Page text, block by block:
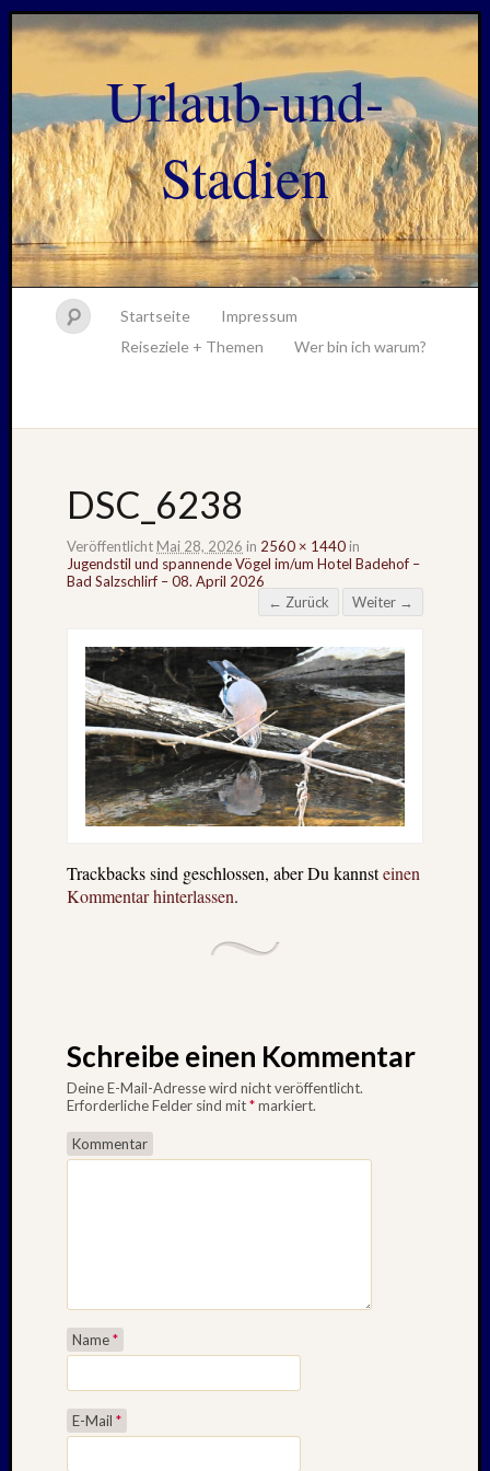
Urlaub-und-
Stadien
Startseite
Impressum
Reiseziele + Themen
Wer bin ich warum?
DSC_6238
Veröffentlicht Mai 28, 2026 in 2560 × 1440 in
Jugendstil und spannende Vögel im/um Hotel Badehof –
Bad Salzschlirf – 08. April 2026
← Zurück
Weiter →
Trackbacks sind geschlossen, aber Du kannsteinen
Kommentar hinterlassen.
Schreibe einen Kommentar
Deine E-Mail-Adresse wird nicht veröffentlicht.
Erforderliche Felder sind mit*markiert.
Kommentar
Name*
E-Mail *